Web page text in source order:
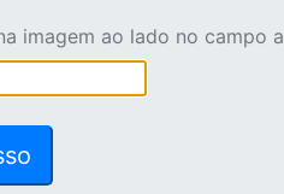
imagem ao lado no campo